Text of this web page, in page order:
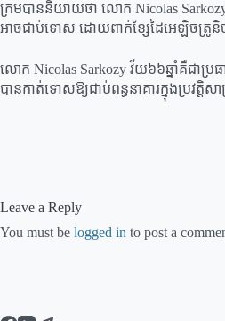
ក្រមបាននិយាយថា លោក Nicolas
អាចជាប់ទោស ដោយពាក់ខ្សែដៃអេឡិចត្រូនិ
លោក Nicolas Sarkozy វ័យ៦៦ឆ្នាំគឺជាប្រ
បានកាត់ទោសឱ្យជាប់ពន្ធនាគារក្នុងប្រវត្តិ
Leave a Reply
You must be logged in to post a